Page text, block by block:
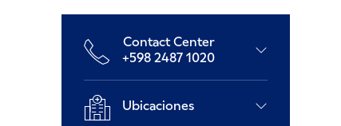
Contact Center
+598 2487 1020
Ubicaciones